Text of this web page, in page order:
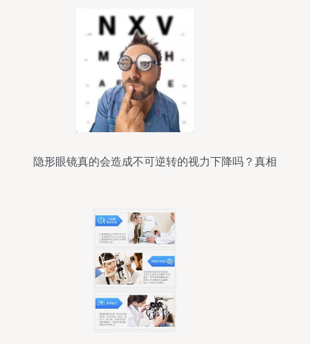
隐形眼镜真的会造成不可逆转的视力下降吗？真相